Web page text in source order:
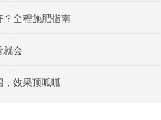
全程施肥指南
就会
效果顶呱呱